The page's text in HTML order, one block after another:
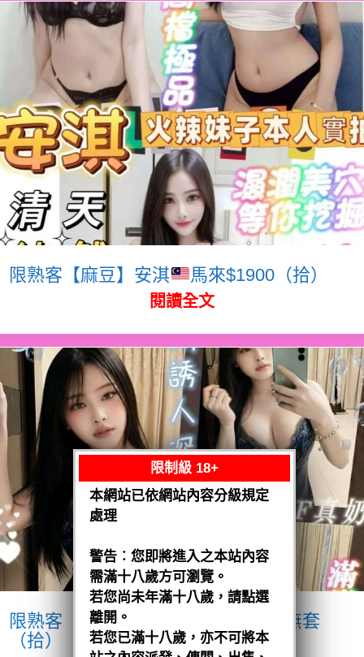
限熟客【麻豆】安淇 馬來$1900（拾）
閱讀全文
限熟客【麻豆】奶妹
馬來$1900 .無套
（拾）
限制級 18+
本網站已依網站內容分級規定
處理
警告︰您即將進入之本站內容
需滿十八歲方可瀏覽。
若您尚未年滿十八歲，請點選
離開。
若您已滿十八歲，亦不可將本